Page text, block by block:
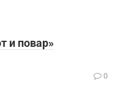
и повар»
0